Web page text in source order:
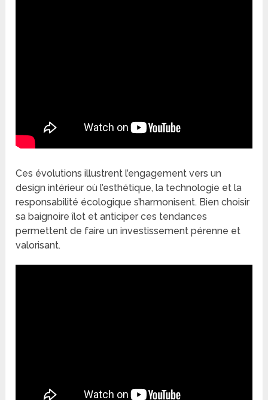
Ces évolutions illustrent l’engagement vers un
design intérieur où l’esthétique, la technologie et la
responsabilité écologique s’harmonisent. Bien choisir
sa baignoire îlot et anticiper ces tendances
permettent de faire un investissement pérenne et
valorisant.